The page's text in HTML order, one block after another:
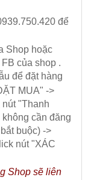
để
Shop hoặc
FB của shop .
để đặt hàng
MUA" ->
"Thanh
cần đăng
buộc) ->
nút "XÁC
Shop sẽ liên